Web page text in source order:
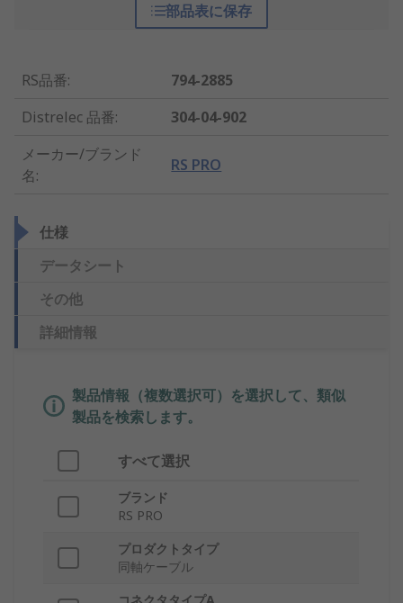
部品表に保存
RS品番:
794-2885
Distrelec 品番:
304-04-902
メーカー/ブランド
名:
RS PRO
仕様
データシート
その他
詳細情報
製品情報（複数選択可）を選択して、類似
製品を検索します。
すべて選択
ブランド
RS PRO
プロダクトタイプ
同軸ケーブル